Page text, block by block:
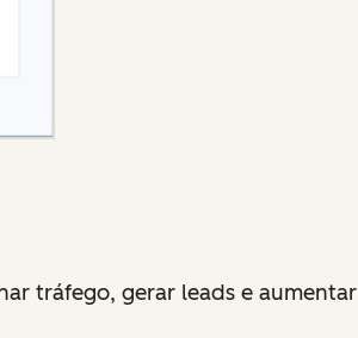
tráfego, gerar leads e aumentar